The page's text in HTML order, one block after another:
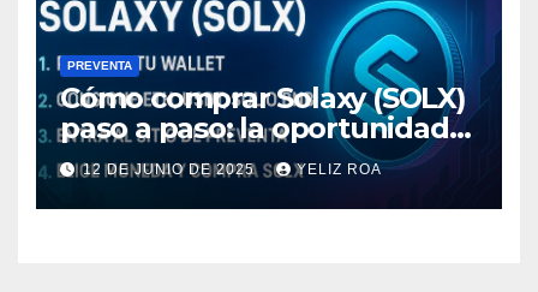
PREVENTA
Cómo comprar Solaxy (SOLX)
paso a paso: la oportunidad
cripto del momento
12 DE JUNIO DE 2025 YELIZ ROA